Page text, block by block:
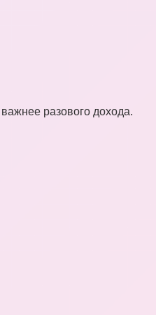
разового дохода.